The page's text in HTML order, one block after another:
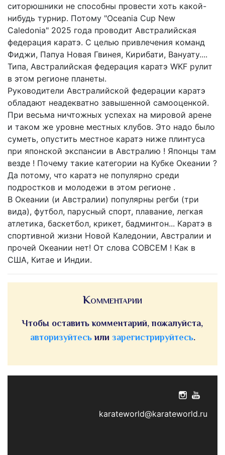
ситорюшники не способны провести хоть какой-
нибудь турнир. Потому "Oceania Cup New
Caledonia" 2025 года проводит Австралийская
федерация каратэ. С целью привлечения команд
Фиджи, Папуа Новая Гвинея, Кирибати, Вануату....
Типа, Австралийская федерация каратэ WKF рулит
в этом регионе планеты.
Руководители Австралийской федерации каратэ
обладают неадекватно завышенной самооценкой.
При весьма ничтожных успехах на мировой арене
и таком же уровне местных клубов. Это надо было
суметь, опустить местное каратэ ниже плинтуса
при японской экспансии в Австралию ! Японцы там
везде ! Почему такие категории на Кубке Океании ?
Да потому, что каратэ не популярно среди
подростков и молодежи в этом регионе .
В Океании (и Австралии) популярны регби (три
вида), футбол, парусный спорт, плавание, легкая
атлетика, баскетбол, крикет, бадминтон... Каратэ в
спортивной жизни Новой Каледонии, Австралии и
прочей Океании нет! От слова СОВСЕМ ! Как в
США, Китае и Индии.
Комментарии
Чтобы оставить комментарий, пожалуйста,
авторизуйтесьили зарегистрируйтесь.
karateworld@karateworld.ru